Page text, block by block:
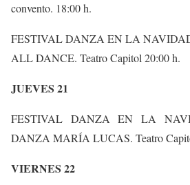
convento. 18:00 h.
FESTIVAL DANZA EN LA
ALL DANCE. Teatro Capitol 20:00 h.
JUEVES 21
FESTIVAL DANZA EN LA
DANZA MARÍA LUCAS. Teatro
VIERNES 22